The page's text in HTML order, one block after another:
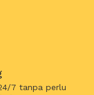
7 tanpa perlu